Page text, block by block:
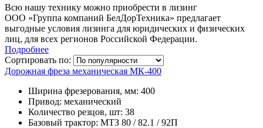
Всю нашу технику можно приобрести в лизинг
ООО «Группа компаний БелДорТехника» предлагает
выгодные условия лизинга для юридических и физических
лиц, для всех регионов Российской Федерации.
Подробнее
Сортировать по:
Дорожная фреза механическая МК-400
Ширина фрезерования, мм: 400
Привод: механический
Количество резцов, шт: 38
Базовый трактор: МТЗ 80 / 82.1 / 92П